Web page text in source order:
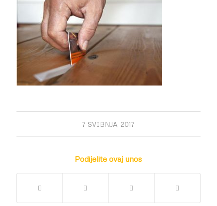
7 SVIBNJA, 2017
Podijelite ovaj unos